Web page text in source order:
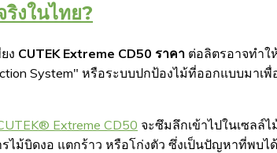
งในไทย?
ง CUTEK Extreme CD50 ราคา ต่อลิตรอาจทำ
System" หรือระบบปกป้องไม้ที่ออกแบบมา
Extreme CD50 จะซึมลึกเข้าไปในเซลล์
บิดงอ แตกร้าว หรือโก่งตัว ซึ่งเป็นปัญหาที่พบไ